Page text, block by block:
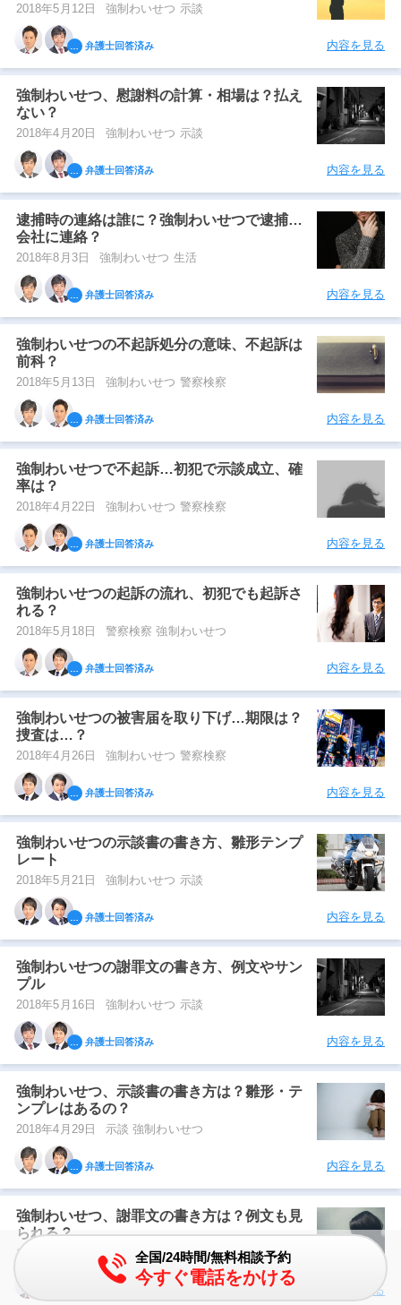
2018年5月12日 強制わいせつ 示談
弁護士回答済み 内容を見る
強制わいせつ、慰謝料の計算・相場は？払え
ない？
2018年4月20日 強制わいせつ 示談
弁護士回答済み 内容を見る
逮捕時の連絡は誰に？強制わいせつで逮捕…
会社に連絡？
2018年8月3日 強制わいせつ 生活
弁護士回答済み 内容を見る
強制わいせつの不起訴処分の意味、不起訴は
前科？
2018年5月13日 強制わいせつ 警察検察
弁護士回答済み 内容を見る
強制わいせつで不起訴…初犯で示談成立、確
率は？
2018年4月22日 強制わいせつ 警察検察
弁護士回答済み 内容を見る
強制わいせつの起訴の流れ、初犯でも起訴さ
れる？
2018年5月18日 警察検察 強制わいせつ
弁護士回答済み 内容を見る
強制わいせつの被害届を取り下げ…期限は？
捜査は…？
2018年4月26日 強制わいせつ 警察検察
弁護士回答済み 内容を見る
強制わいせつの示談書の書き方、雛形テンプ
レート
2018年5月21日 強制わいせつ 示談
弁護士回答済み 内容を見る
強制わいせつの謝罪文の書き方、例文やサン
プル
2018年5月16日 強制わいせつ 示談
弁護士回答済み 内容を見る
強制わいせつ、示談書の書き方は？雛形・テ
ンプレはあるの？
2018年4月29日 示談 強制わいせつ
弁護士回答済み 内容を見る
強制わいせつ、謝罪文の書き方は？例文も見
られる？
2018年4月20日 強制わいせつ 示談
内容を見る
全国/24時間/無料相談予約
今すぐ電話をかける